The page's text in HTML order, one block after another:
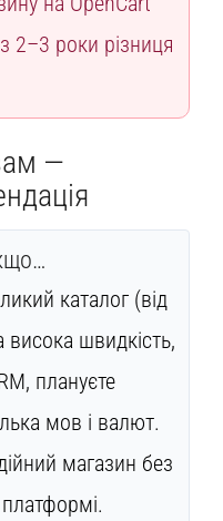
2–3 роки різниця
—
каталог (від
швидкість,
плануєте
мов і валют.
магазин без